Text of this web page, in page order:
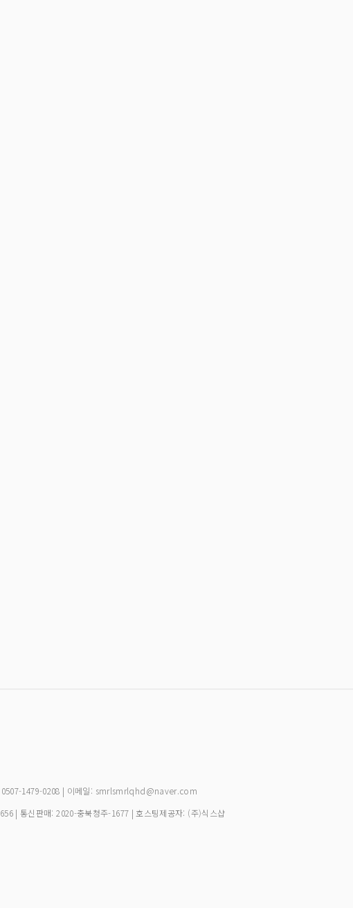
1479-0208 | 이메일: smrlsmrlqhd@naver.com
| 통신판매:2020-충북청주-1677 | 호스팅제공자: (주)식스샵